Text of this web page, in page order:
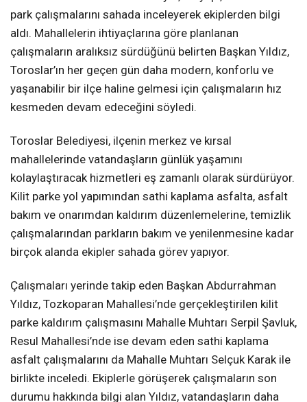
park çalışmalarını sahada inceleyerek ekiplerden bilgi
aldı. Mahallelerin ihtiyaçlarına göre planlanan
çalışmaların aralıksız sürdüğünü belirten Başkan Yıldız,
Toroslar’ın her geçen gün daha modern, konforlu ve
yaşanabilir bir ilçe haline gelmesi için çalışmaların hız
kesmeden devam edeceğini söyledi.
Toroslar Belediyesi, ilçenin merkez ve kırsal
mahallelerinde vatandaşların günlük yaşamını
kolaylaştıracak hizmetleri eş zamanlı olarak sürdürüyor.
Kilit parke yol yapımından sathi kaplama asfalta, asfalt
bakım ve onarımdan kaldırım düzenlemelerine, temizlik
çalışmalarından parkların bakım ve yenilenmesine kadar
birçok alanda ekipler sahada görev yapıyor.
Çalışmaları yerinde takip eden Başkan Abdurrahman
Yıldız, Tozkoparan Mahallesi’nde gerçekleştirilen kilit
parke kaldırım çalışmasını Mahalle Muhtarı Serpil Şavluk,
Resul Mahallesi’nde ise devam eden sathi kaplama
asfalt çalışmalarını da Mahalle Muhtarı Selçuk Karak ile
birlikte inceledi. Ekiplerle görüşerek çalışmaların son
durumu hakkında bilgi alan Yıldız, vatandaşların daha